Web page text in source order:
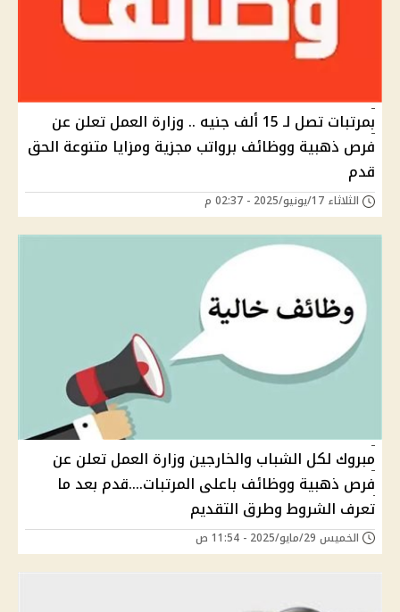
بمرتبات تصل لـ 15 ألف جنيه .. وزارة العمل تعلن عن
فرص ذهبية ووظائف برواتب مجزية ومزايا متنوعة الحق
قدم
الثلاثاء 17/يونيو/2025 - 02:37 م
مبروك لكل الشباب والخارجين وزارة العمل تعلن عن
فرص ذهبية ووظائف باعلى المرتبات....قدم بعد ما
تعرف الشروط وطرق التقديم
الخميس 29/مايو/2025 - 11:54 ص